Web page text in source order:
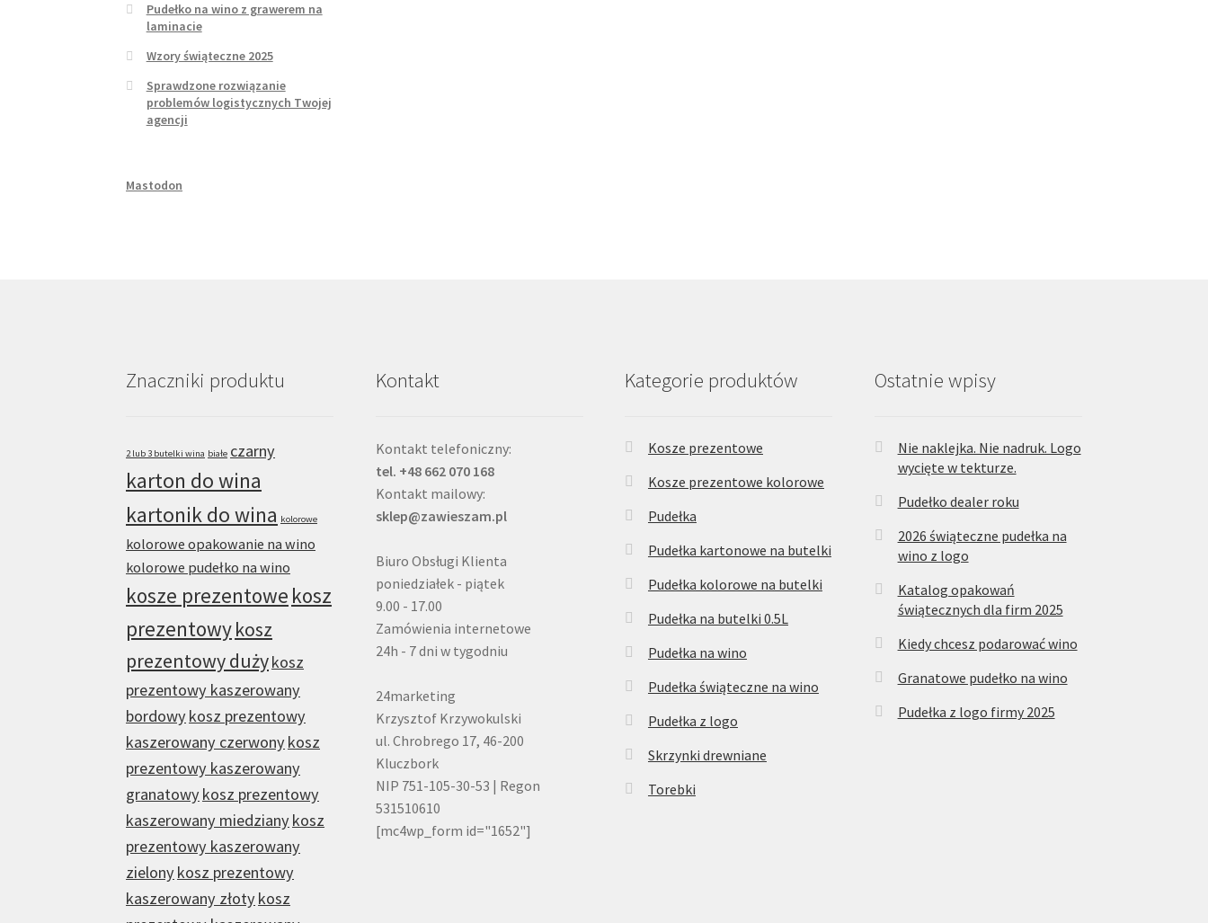
Pudełko na wino z grawerem na
laminacie
Wzory świąteczne 2025
Sprawdzone rozwiązanie
problemów logistycznych Twojej
agencji
Mastodon
Znaczniki produktu
2 lub 3 butelki wina białe czarny
karton do wina
kartonik do wina kolorowe
kolorowe opakowanie na wino
kolorowe pudełko na wino
kosze prezentowe kosz
prezentowykosz
prezentowy dużykosz
prezentowy kaszerowany
bordowykosz prezentowy
kaszerowany czerwonykosz
prezentowy kaszerowany
granatowykosz prezentowy
kaszerowany miedzianykosz
prezentowy kaszerowany
zielonykosz prezentowy
kaszerowany złotykosz
Kontakt
Kontakt telefoniczny:
tel. +48 662 070 168
Kontakt mailowy:
sklep@zawieszam.pl
Biuro Obsługi Klienta
poniedziałek - piątek
9.00 - 17.00
Zamówienia internetowe
24h - 7 dni w tygodniu
24marketing
Krzysztof Krzywokulski
ul. Chrobrego 17, 46-200
Kluczbork
NIP 751-105-30-53 | Regon
531510610
[mc4wp_form id="1652"]
Kategorie produktów
Kosze prezentowe
Kosze prezentowe kolorowe
Pudełka
Pudełka kartonowe na butelki
Pudełka kolorowe na butelki
Pudełka na butelki 0.5L
Pudełka na wino
Pudełka świąteczne na wino
Pudełka z logo
Skrzynki drewniane
Torebki
Ostatnie wpisy
Nie naklejka. Nie nadruk. Logo
wycięte w tekturze.
Pudełko dealer roku
2026 świąteczne pudełka na
wino z logo
Katalog opakowań
świątecznych dla firm 2025
Kiedy chcesz podarować wino
Granatowe pudełko na wino
Pudełka z logo firmy 2025